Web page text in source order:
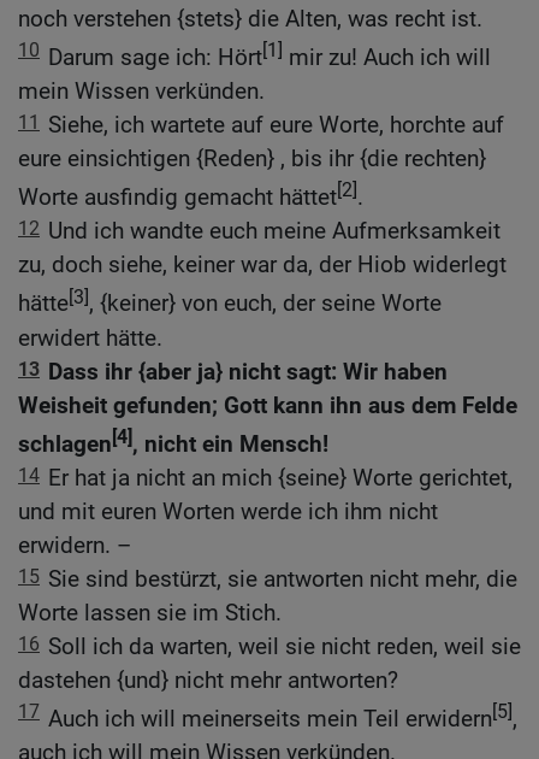
noch verstehen {stets} die Alten, was recht ist.
10 Darum sage ich: Hört[1] mir zu! Auch ich will
mein Wissen verkünden.
11 Siehe, ich wartete auf eure Worte, horchte auf
eure einsichtigen {Reden} , bis ihr {die rechten}
Worte ausfindig gemacht hättet[2].
12 Und ich wandte euch meine Aufmerksamkeit
zu, doch siehe, keiner war da, der Hiob widerlegt
hätte[3], {keiner} von euch, der seine Worte
erwidert hätte.
13 Dass ihr {aber ja} nicht sagt: Wir haben
Weisheit gefunden; Gott kann ihn aus dem Felde
schlagen [4], nicht ein Mensch!
14 Er hat ja nicht an mich {seine} Worte gerichtet,
und mit euren Worten werde ich ihm nicht
erwidern. –
15 Sie sind bestürzt, sie antworten nicht mehr, die
Worte lassen sie im Stich.
16 Soll ich da warten, weil sie nicht reden, weil sie
dastehen {und} nicht mehr antworten?
17 Auch ich will meinerseits mein Teil erwidern[5],
auch ich will mein Wissen verkünden.